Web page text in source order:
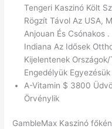
Tengeri Kaszinó Költ
Rögzít Távol Az USA,
Anjouan És Csónakos
Indiana Az Idősek
Kijelentenek
Engedélyük Egyezésük
A-Vitamin $ 3800
Örvénylik
GambleMax Kaszinó